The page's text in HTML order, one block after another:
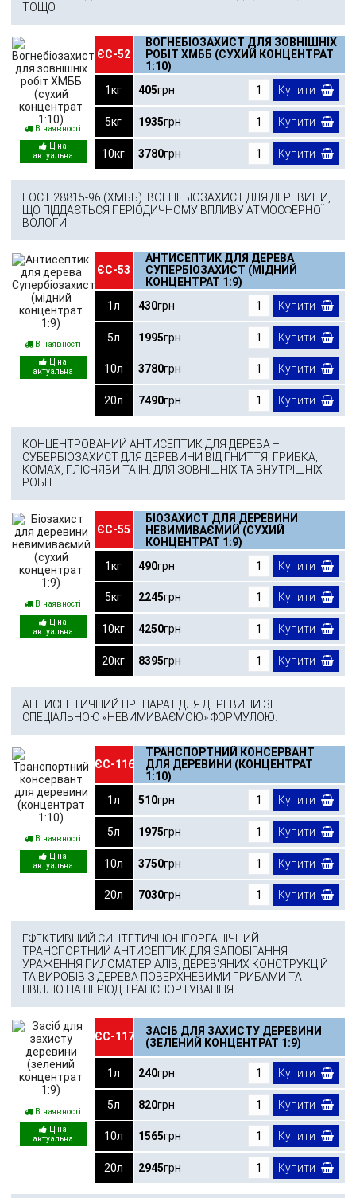
ТОЩО
В наявності
ЄС-52
ВОГНЕБІОЗАХИСТ ДЛЯ ЗОВНІШНІХ
РОБІТ ХМББ (СУХИЙ КОНЦЕНТРАТ
1:10)
1кг
405грн Купити
5кг 1935грн Купити
10кг 3780грн Купити
ГОСТ 28815-96 (ХМББ). ВОГНЕБІОЗАХИСТ ДЛЯ ДЕРЕВИНИ,
ЩО ПІДДАЄТЬСЯ ПЕРІОДИЧНОМУ ВПЛИВУ АТМОСФЕРНОЇ
ВОЛОГИ
В наявності
ЄС-53
АНТИСЕПТИК ДЛЯ ДЕРЕВА
СУПЕРБІОЗАХИСТ (МІДНИЙ
КОНЦЕНТРАТ 1:9)
1л
430грн Купити
5л 1995грн Купити
10л 3780грн Купити
20л 7490грн Купити
КОНЦЕНТРОВАНИЙ АНТИСЕПТИК ДЛЯ ДЕРЕВА –
СУБЕРБІОЗАХИСТ ДЛЯ ДЕРЕВИНИ ВІД ГНИТТЯ, ГРИБКА,
КОМАХ, ПЛІСНЯВИ ТА ІН. ДЛЯ ЗОВНІШНІХ ТА ВНУТРІШНІХ
РОБІТ
В наявності
ЄС-55
БІОЗАХИСТ ДЛЯ ДЕРЕВИНИ
НЕВИМИВАЄМИЙ (СУХИЙ
КОНЦЕНТРАТ 1:9)
1кг
490грн Купити
5кг 2245грн Купити
10кг 4250грн Купити
20кг 8395грн Купити
АНТИСЕПТИЧНИЙ ПРЕПАРАТ ДЛЯ ДЕРЕВИНИ ЗІ
СПЕЦІАЛЬНОЮ «НЕВИМИВАЄМОЮ» ФОРМУЛОЮ.
В наявності
ЄС-116
ТРАНСПОРТНИЙ КОНСЕРВАНТ
ДЛЯ ДЕРЕВИНИ (КОНЦЕНТРАТ
1:10)
1л
510грн Купити
5л 1975грн Купити
10л 3750грн Купити
20л 7030грн Купити
ЕФЕКТИВНИЙ СИНТЕТИЧНО-НЕОРГАНІЧНИЙ
ТРАНСПОРТНИЙ АНТИСЕПТИК ДЛЯ ЗАПОБІГАННЯ
УРАЖЕННЯ ПИЛОМАТЕРІАЛІВ, ДЕРЕВ'ЯНИХ КОНСТРУКЦІЙ
ТА ВИРОБІВ З ДЕРЕВА ПОВЕРХНЕВИМИ ГРИБАМИ ТА
ЦВІЛЛЮ НА ПЕРІОД ТРАНСПОРТУВАННЯ.
В наявності
ЄС-117
ЗАСІБ ДЛЯ ЗАХИСТУ ДЕРЕВИНИ
(ЗЕЛЕНИЙ КОНЦЕНТРАТ 1:9)
1л 240грн Купити
5л 820грн Купити
10л 1565грн Купити
20л 2945грн Купити